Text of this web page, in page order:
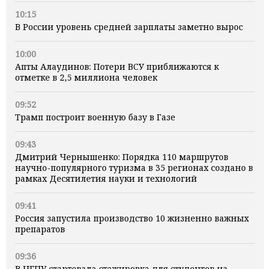
10:15
В России уровень средней зарплаты заметно вырос
10:00
Апты Алаудинов: Потери ВСУ приближаются к
отметке в 2,5 миллиона человек
09:52
Трамп построит военную базу в Газе
09:43
Дмитрий Чернышенко: Порядка 110 маршрутов
научно-популярного туризма в 35 регионах создано в
рамках Десятилетия науки и технологий
09:41
Россия запустила производство 10 жизненно важных
препаратов
09:36